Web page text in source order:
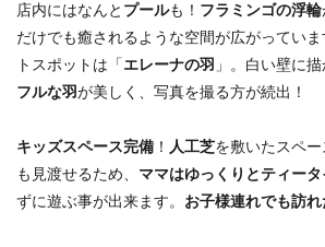
店内にはなんと プールも！ フラミンゴの浮輪
だけでも癒されるような空間が広がってい
トスポットは「エレーナの羽 」。白い壁に描
フルな羽が美しく、写真を撮る方が続出！
キッズスペース完備 ！ 人工芝を敷いたスペ
も見渡せるため、 ママはゆっくりとティー
ずに遊ぶ事が出来ます。 お子様連れでも訪